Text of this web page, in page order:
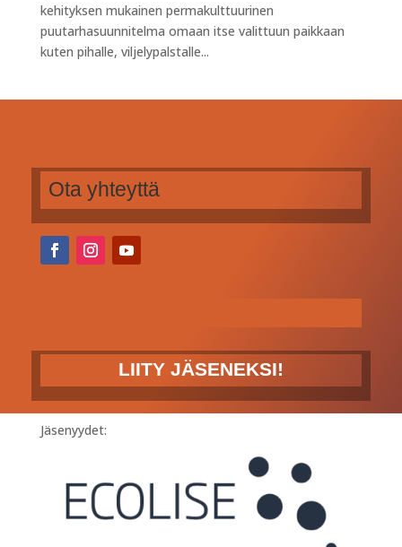
kehityksen mukainen permakulttuurinen
puutarhasuunnitelma omaan itse valittuun paikkaan
kuten pihalle, viljelypalstalle...
Ota yhteyttä
LIITY JÄSENEKSI!
Jäsenyydet: